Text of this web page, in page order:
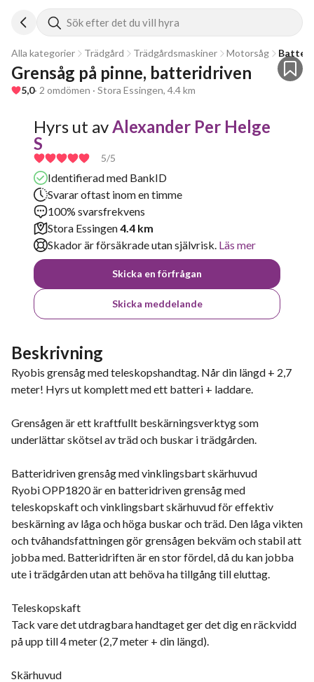
Sök efter det du vill hyra
Alla kategorier Trädgård Trädgårdsmaskiner Motorsåg
Grensåg på pinne, batteridriven
5,0· 2 omdömen · Stora Essingen, 4.4 km
Hyrs ut avAlexander Per Helge
S
5/5
Identifierad med BankID
Svarar oftast inom en timme
100% svarsfrekvens
Stora Essingen4.4 km
Skador är försäkrade utan självrisk. Läs mer
Skicka en förfrågan
Skicka meddelande
Beskrivning
Ryobis grensåg med teleskopshandtag. Når din längd + 2,7
meter! Hyrs ut komplett med ett batteri + laddare.
Grensågen är ett kraftfullt beskärningsverktyg som
underlättar skötsel av träd och buskar i trädgården.
Batteridriven grensåg med vinklingsbart skärhuvud
Ryobi OPP1820 är en batteridriven grensåg med
teleskopskaft och vinklingsbart skärhuvud för effektiv
beskärning av låga och höga buskar och träd. Den låga vikten
och tvåhandsfattningen gör grensågen bekväm och stabil att
jobba med. Batteridriften är en stor fördel, då du kan jobba
ute i trädgården utan att behöva ha tillgång till eluttag.
Teleskopskaft
Tack vare det utdragbara handtaget ger det dig en räckvidd
på upp till 4 meter (2,7 meter + din längd).
Skärhuvud